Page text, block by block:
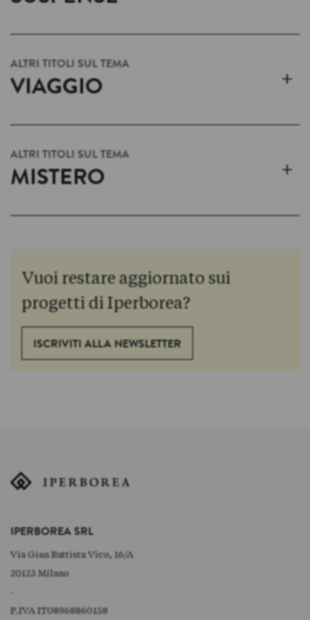
ALTRI TITOLI SUL TEMA
VIAGGIO +
ALTRI TITOLI SUL TEMA
MISTERO +
Vuoi restare aggiornato sui
progetti di Iperborea?
ISCRIVITI ALLA NEWSLETTER
IPERBOREA SRL
Via Gian Battista Vico, 16/A
20123 Milano
-
P.IVA IT08968860158